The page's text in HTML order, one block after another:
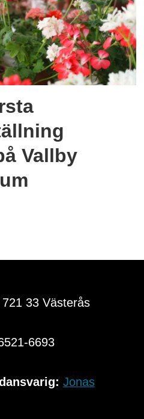
Vallby
33Västerås
6693
Jonas